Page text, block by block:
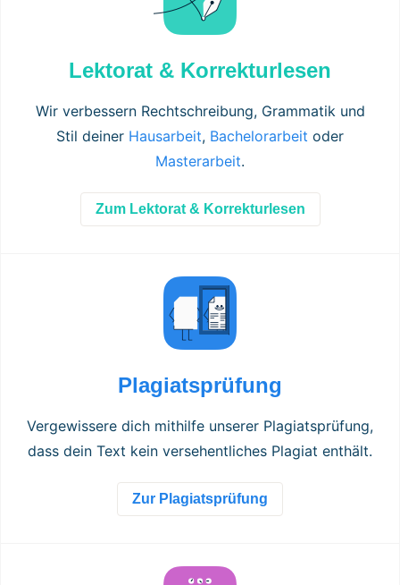
Lektorat & Korrekturlesen
Wir verbessern Rechtschreibung, Grammatik und
Stil deiner Hausarbeit, Bachelorarbeit oder
Masterarbeit.
Zum Lektorat & Korrekturlesen
Plagiatsprüfung
Vergewissere dich mithilfe unserer Plagiatsprüfung,
dass dein Text kein versehentliches Plagiat enthält.
Zur Plagiatsprüfung